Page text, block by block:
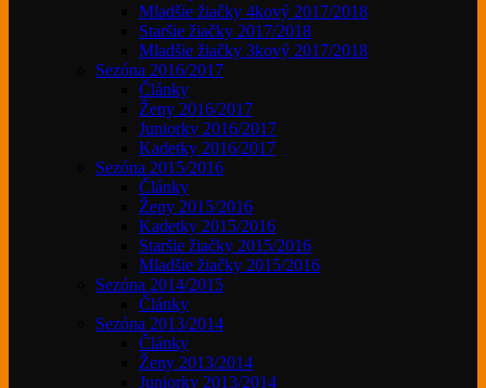
Mladšie žiačky 4kový 2017/2018
Staršie žiačky 2017/2018
Mladšie žiačky 3kový 2017/2018
Sezóna 2016/2017
Články
Ženy 2016/2017
Juniorky 2016/2017
Kadetky 2016/2017
Sezóna 2015/2016
Články
Ženy 2015/2016
Kadetky 2015/2016
Staršie žiačky 2015/2016
Mladšie žiačky 2015/2016
Sezóna 2014/2015
Články
Sezóna 2013/2014
Články
Ženy 2013/2014
Juniorky 2013/2014